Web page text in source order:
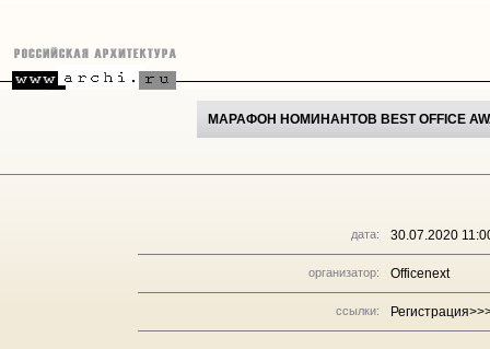
МАРАФОН НОМИНАНТОВ BEST OFFICE
дата: 30.07.2020
организатор: Officenext
ссылки: